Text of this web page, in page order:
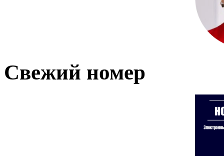
Свежий номер